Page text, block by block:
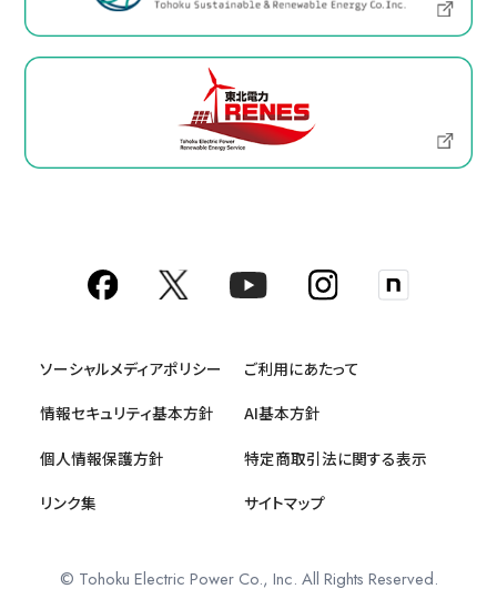
ソーシャルメディアポリシー ご利用にあたって
情報セキュリティ基本方針 AI基本方針
個人情報保護方針 特定商取引法に関する表示
リンク集 サイトマップ
© Tohoku Electric Power Co., Inc. All Rights Reserved.